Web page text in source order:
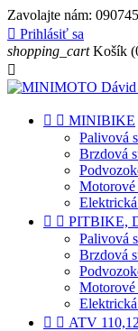
Zavolajte nám:
 Prihlásiť sa
shopping_cart Košík

  MINIBIKE
Palivová
Brzdová
Motorové
Elektrická
  PITBIKE,
Palivová
Brzdová
Motorové
Elektrická
  ATV